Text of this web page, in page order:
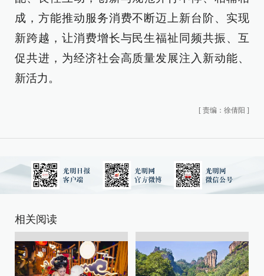
成，方能推动服务消费不断迈上新台阶、实现
新跨越，让消费增长与民生福祉同频共振、互
促共进，为经济社会高质量发展注入新动能、
新活力。
[ 责编：徐倩阳 ]
相关阅读